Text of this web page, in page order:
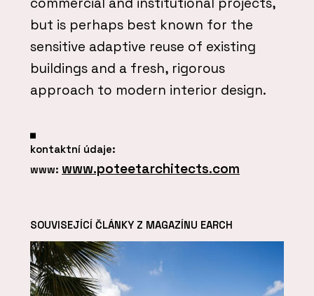
but is perhaps best known for the
sensitive adaptive reuse of existing
buildings and a fresh, rigorous
approach to modern interior design.
kontaktní údaje:
www: www.poteetarchitects.com
SOUVISEJÍCÍ ČLÁNKY Z MAGAZÍNU EARCH